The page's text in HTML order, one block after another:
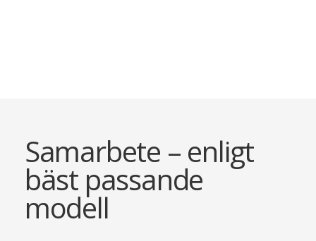
Samarbete – enligt
bäst passande
modell